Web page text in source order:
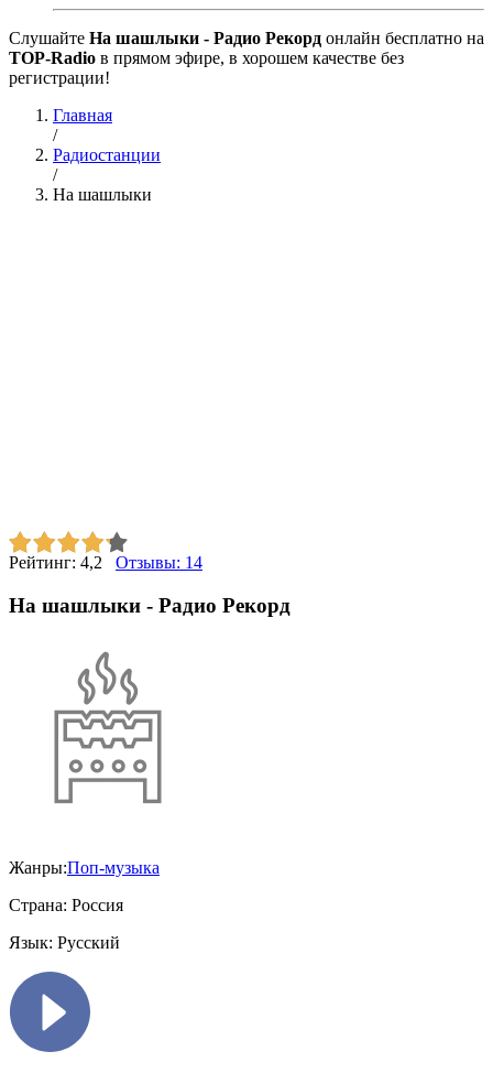
Cлушайте На шашлыки - Радио Рекорд онлайн бесплатно на
TOP-Radio в прямом эфире, в хорошем качестве без
регистрации!
Главная
/
Радиостанции
/
На шашлыки
Рейтинг: 4,2 Отзывы: 14
На шашлыки - Радио Рекорд
Жанры:Поп-музыка
Страна: Россия
Язык: Русский